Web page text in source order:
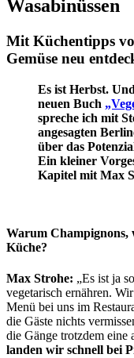
Wasabinüssen
Mit Küchentipps
Gemüse neu
Es ist Herbst.
neuen Buch
spreche ich mit
angesagten
über das
Ein kleiner
Kapitel mit Max
Warum Champignons,
Küche?
Max Strohe: „Es ist ja
vegetarisch ernähren.
Menü bei uns im
die Gäste nichts
die Gänge trotzdem eine
landen wir schnell bei